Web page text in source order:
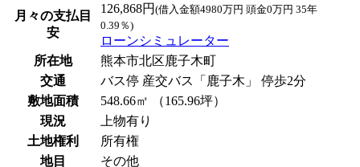
月々の支払目
安
126,868円 (借入金額4980万円 頭金0万円 35年
0.39％)
ローンシミュレーター
所在地
熊本市北区鹿子木町
交通
バス停 産交バス「鹿子木」 停歩2分
敷地面積
548.66㎡ （165.96坪）
現況
上物有り
土地権利
所有権
地目
その他